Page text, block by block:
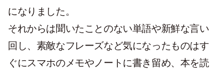
になりました。
それからは聞いたことのない単語や新鮮な言い
回し、素敵なフレーズなど気になったものはす
ぐにスマホのメモやノートに書き留め、本を読